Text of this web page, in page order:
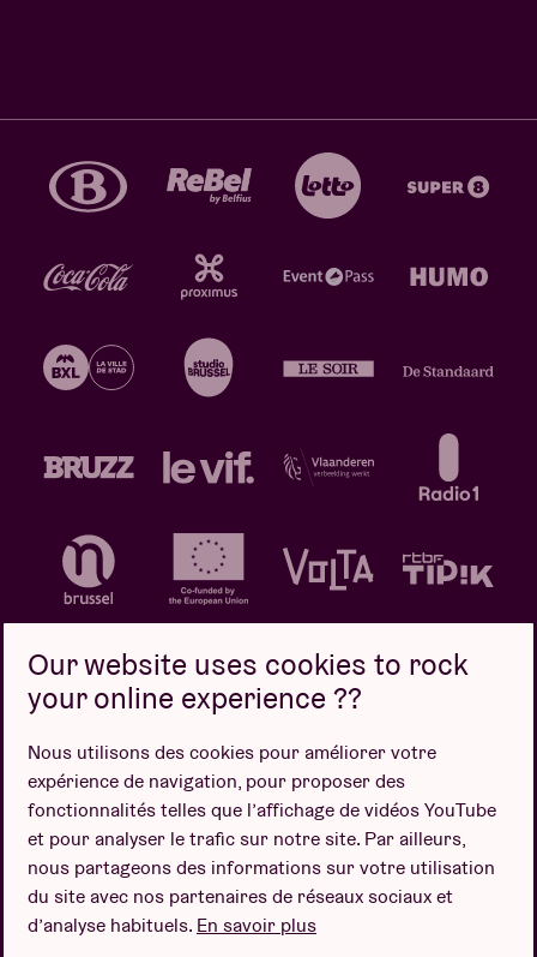
Politique de confidentialité
Politique de cookies
Conditions de vente
Design par
Our website uses cookies to rock
your online experience ??
Nous utilisons des cookies pour améliorer votre
expérience de navigation, pour proposer des
fonctionnalités telles que l’affichage de vidéos YouTube
et pour analyser le trafic sur notre site. Par ailleurs,
nous partageons des informations sur votre utilisation
du site avec nos partenaires de réseaux sociaux et
d’analyse habituels. En savoir plus